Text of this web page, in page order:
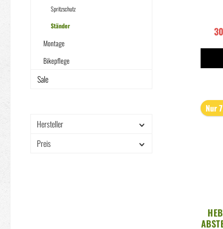
Spritzschutz
Ständer
Montage
Bikepflege
Sale
Hersteller
Preis
Nur